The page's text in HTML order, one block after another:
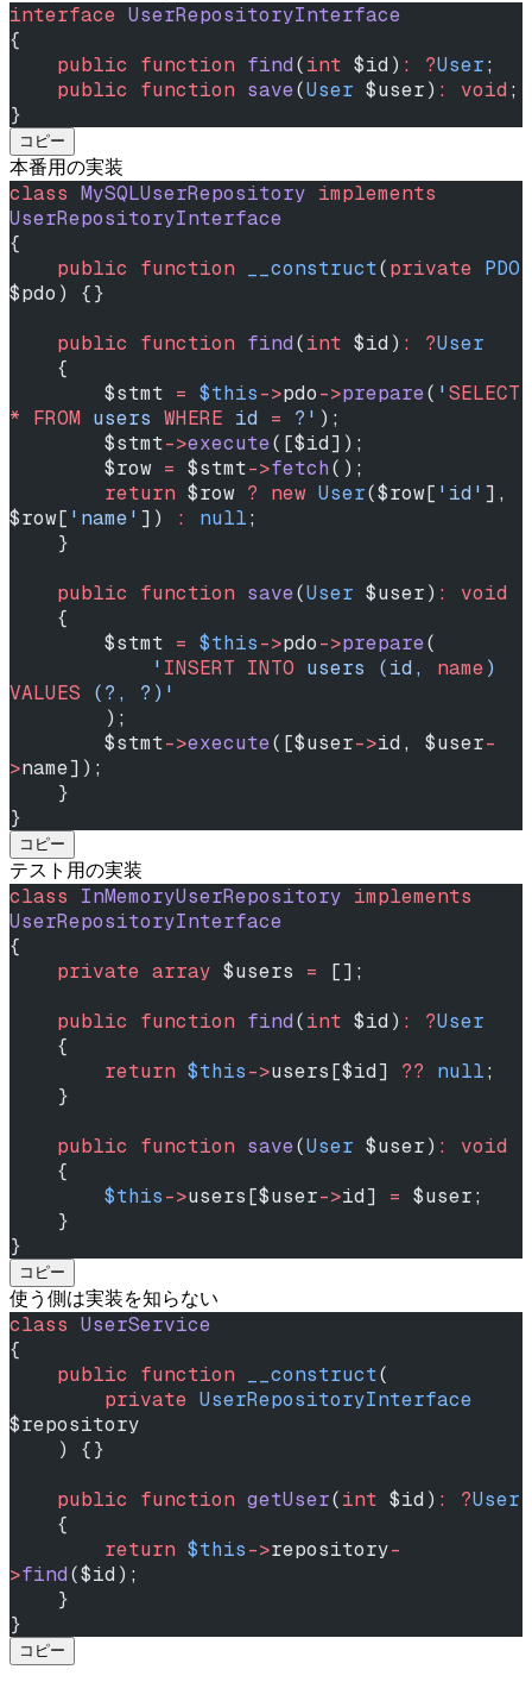
interface UserRepositoryInterface
{
    public
function find(int $id) : ?User;
    public
function save(User $user) : void;
}
コピー
本番用の実装
class MySQLUserRepository implements
UserRepositoryInterface
{
    public
function __construct(private PDO
$pdo) {}
    public
function find(int $id) : ?User
    {
        $stmt
= $this->pdo->prepare( ' SELECT
* FROM users WHERE id = ?' );
        $stmt
->execute([$id]);
        $row
= $stmt->fetch();
        return
$row ? new User($row[ 'id' ],
$row[ 'name' ]) : null;
    }
    public
function save(User $user) :
void
    {
        $stmt
= $this->pdo->prepare(
            '
INSERT INTO users (id, name
VALUES (?, ?)'
        );
        $stmt
->execute([$user->id, $user-
>name]);
    }
}
コピー
テスト用の実装
class InMemoryUserRepository implements
UserRepositoryInterface
{
    private
array $users = [];
    public
function find(int $id) : ?User
    {
        return
$this->users[$id] ?? null;
    }
    public
function save(User $user) :
void
    {
        $this
->users[$user->id] = $user;
    }
}
コピー
使う側は実装を知らない
class UserService
{
    public
function __construct(
        private
UserRepositoryInterface
$repository
    ) {}
    public
function getUser(int $id) : ?User
    {
        return
$this->repository-
>find($id);
    }
}
コピー